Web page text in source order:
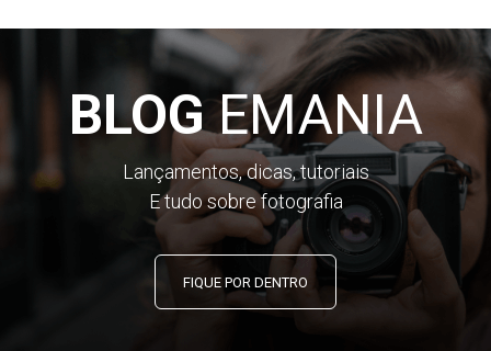
BLOGEMANIA
Lançamentos, dicas, tutoriais
E tudo sobre fotografia
FIQUE POR DENTRO